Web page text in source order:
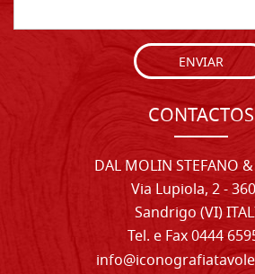
ENVIAR
CONTACTOS
DAL MOLIN STEFANO &
Via Lupiola, 2 -
Sandrigo (VI)
Tel. e Fax 0444